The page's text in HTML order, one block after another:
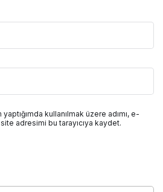
kullanılmak üzere adımı, e-
adresimi bu tarayıcıya kaydet.